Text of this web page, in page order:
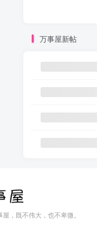
万事屋新帖
，既不伟大，也不卑微。